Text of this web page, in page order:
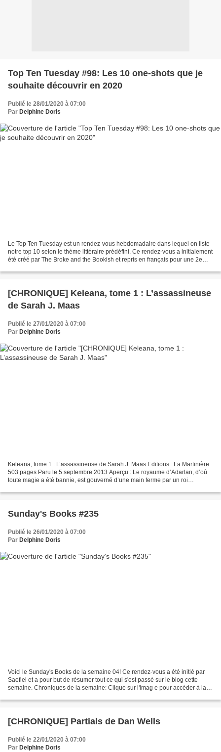
Top Ten Tuesday #98: Les 10 one-shots que je
souhaite découvrir en 2020
Publié le 28/01/2020 à 07:00
Par Delphine Doris
Le Top Ten Tuesday est un rendez-vous hebdomadaire dans lequel on liste
notre top 10 selon le thème littéraire prédéfini. Ce rendez-vous a initialement
été créé par The Broke and the Bookish et repris en français pour une 2e
[CHRONIQUE] Keleana, tome 1 : L’assassineuse
de Sarah J. Maas
Publié le 27/01/2020 à 07:00
Par Delphine Doris
Keleana, tome 1 : L’assassineuse de Sarah J. Maas Editions : La Martinière
503 pages Paru le 5 septembre 2013 Aperçu : Le royaume d’Adarlan, d’où
toute magie a été bannie, est gouverné d’une main ferme par un roi
Sunday's Books #235
Publié le 26/01/2020 à 07:00
Par Delphine Doris
Voici le Sunday's Books de la semaine 04! Ce rendez-vous a été initié par
Saefiel et a pour but de résumer tout ce qui s'est passé sur le blog cette
semaine. Chroniques de la semaine: Clique sur l'imag e pour accéder à la
[CHRONIQUE] Partials de Dan Wells
Publié le 22/01/2020 à 07:00
Par Delphine Doris